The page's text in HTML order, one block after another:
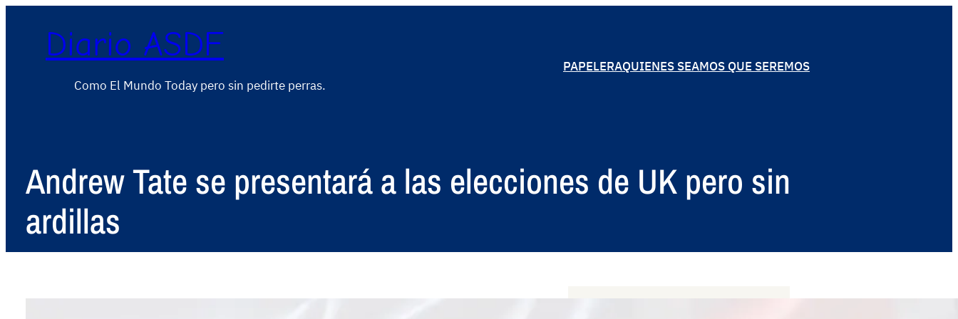
Diario ASDF
Como El Mundo Today pero sin pedirte perras.
PAPELERAQUIENES SEAMOS QUE SEREMOS
Andrew Tate se presentará a las elecciones de UK pero sin
ardillas